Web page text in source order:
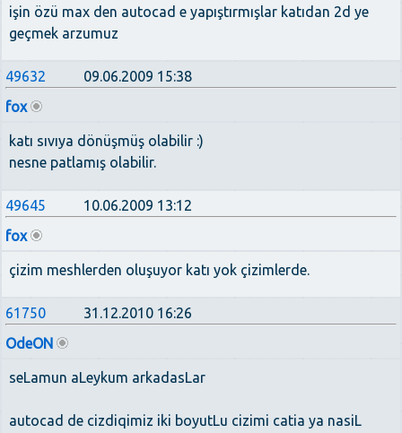
işin özü max den autocad e yapıştırmışlar katıdan 2d ye
geçmek arzumuz
49632
09.06.2009 15:38
fox
katı sıvıya dönüşmüş olabilir :)
nesne patlamış olabilir.
49645
10.06.2009 13:12
fox
çizim meshlerden oluşuyor katı yok çizimlerde.
61750
31.12.2010 16:26
OdeON
seLamun aLeykum arkadasLar
autocad de cizdiqimiz iki boyutLu cizimi catia ya nasiL